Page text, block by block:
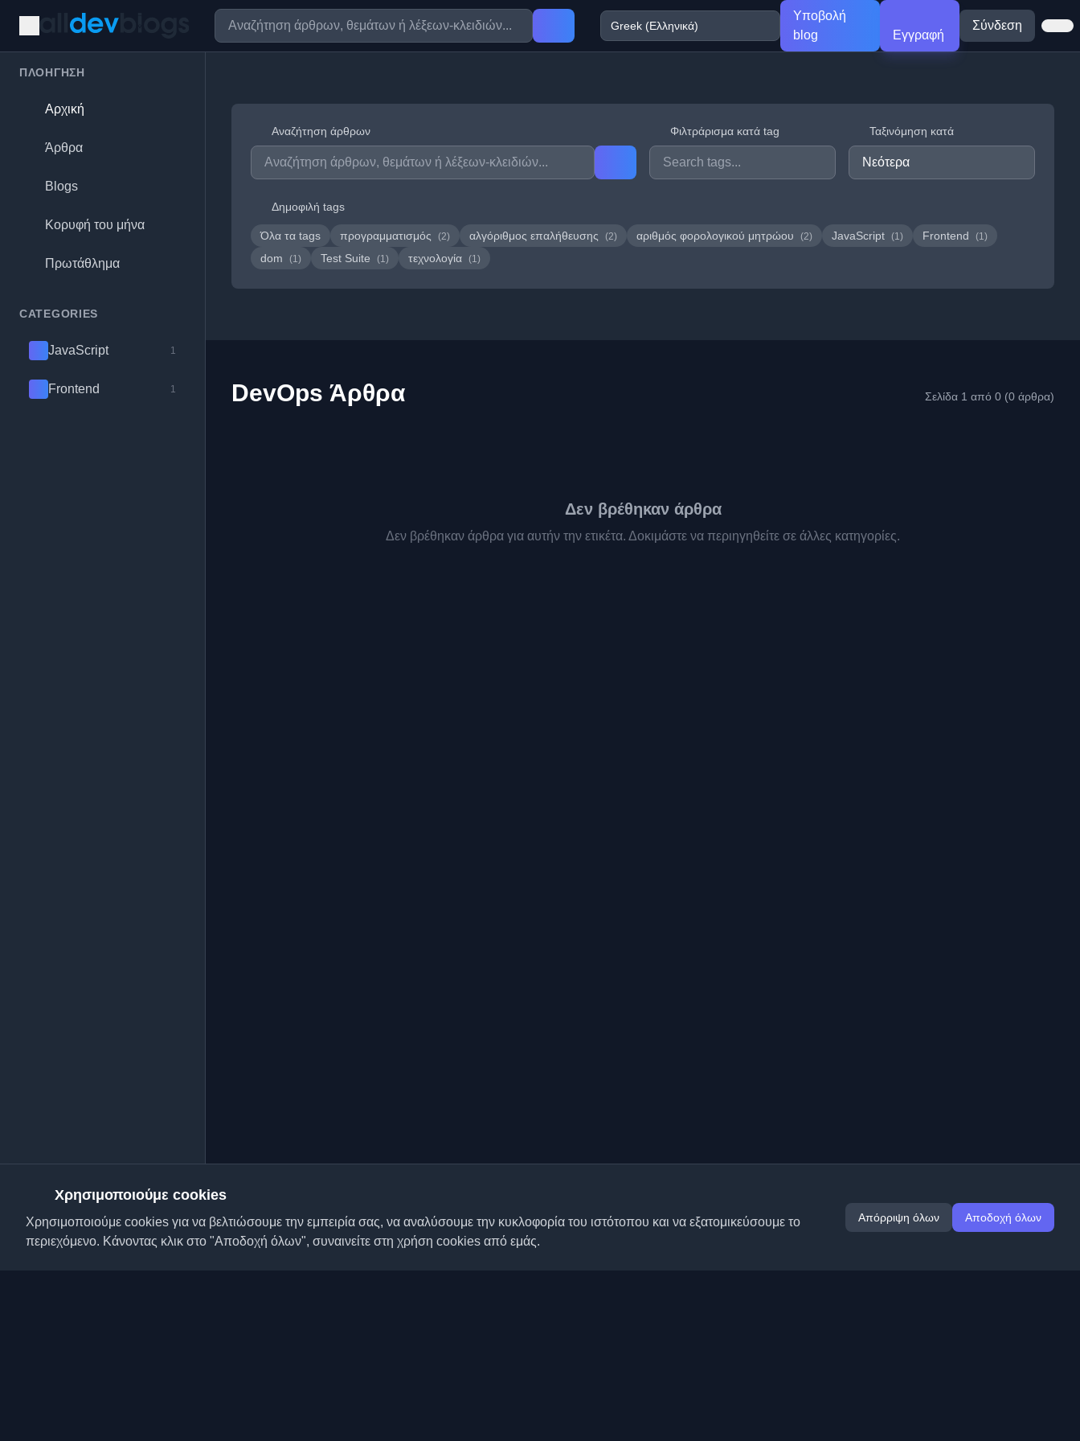
Υποβολή
blog
Εγγραφή
Σύνδεση
ΠΛΟΉΓΗΣΗ
Αρχική
Άρθρα
Blogs
Κορυφή του μήνα
Πρωτάθλημα
CATEGORIES
JavaScript 1
Frontend 1
Αναζήτηση άρθρων Φιλτράρισμα κατά tag Ταξινόμηση κατά
Δημοφιλή tags
Όλα τα tags προγραμματισμός (2) αλγόριθμος επαλήθευσης (2) αριθμός φορολογικού μητρώου (2) JavaScript (1) Frontend (1)
dom (1) Test Suite (1) τεχνολογία (1)
DevOps Άρθρα Σελίδα 1 από 0 (0 άρθρα)
Δεν βρέθηκαν άρθρα
Δεν βρέθηκαν άρθρα για αυτήν την ετικέτα. Δοκιμάστε να περιηγηθείτε σε άλλες κατηγορίες.
Χρησιμοποιούμε cookies
Χρησιμοποιούμε cookies για να βελτιώσουμε την εμπειρία σας, να αναλύσουμε την κυκλοφορία του ιστότοπου και να εξατομικεύσουμε το
περιεχόμενο. Κάνοντας κλικ στο "Αποδοχή όλων", συναινείτε στη χρήση cookies από εμάς.
Απόρριψη όλων Αποδοχή όλων